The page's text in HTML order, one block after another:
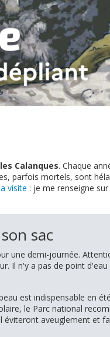
Calanques. Chaque
parfois mortels, sont
visite : je me renseigne
sac
une demi-journée.
Il n'y a pas de point d'eau
est indispensable en
le Parc national
éviteront aveuglement et